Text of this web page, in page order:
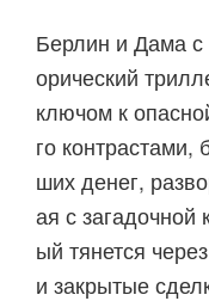
Берлин и Дама с
орический
ключом к
го контрастами,
ших денег,
ая с загадочной
ый тянется
и закрытые